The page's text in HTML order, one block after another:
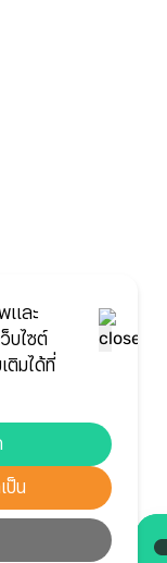
และ
บไซต์
ติมได้ที่
ป็น